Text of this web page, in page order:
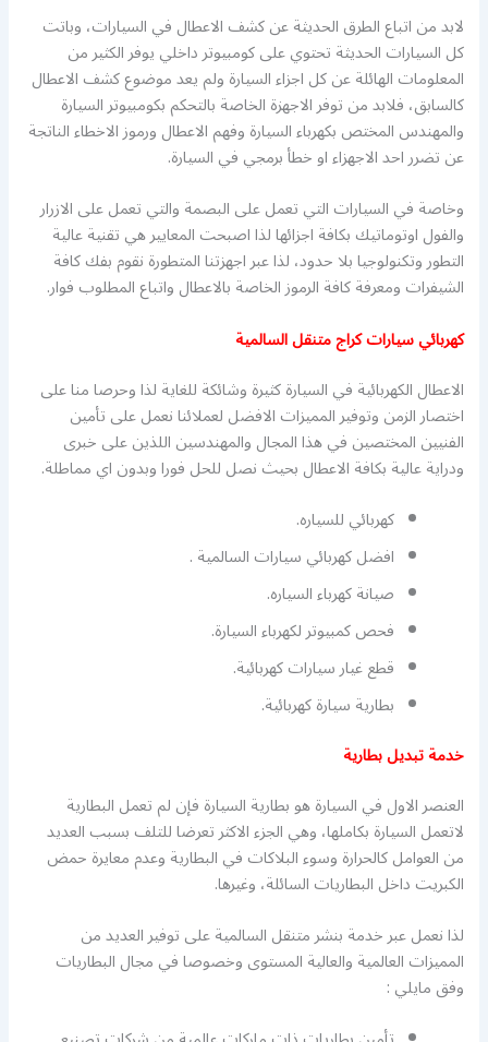
لابد من اتباع الطرق الحديثة عن كشف الاعطال في السيارات، وباتت
كل السيارات الحديثة تحتوي على كومبيوتر داخلي يوفر الكثير من
المعلومات الهائلة عن كل اجزاء السيارة ولم يعد موضوع كشف الاعطال
كالسابق، فلابد من توفر الاجهزة الخاصة بالتحكم بكومبيوتر السيارة
والمهندس المختص بكهرباء السيارة وفهم الاعطال ورموز الاخطاء الناتجة
عن تضرر احد الاجهزاء او خطأ برمجي في السيارة.
وخاصة في السيارات التي تعمل على البصمة والتي تعمل على الازرار
والفول اوتوماتيك بكافة اجزائها لذا اصبحت المعايير هي تقنية عالية
التطور وتكنولوجيا بلا حدود، لذا عبر اجهزتنا المتطورة نقوم بفك كافة
الشيفرات ومعرفة كافة الرموز الخاصة بالاعطال واتباع المطلوب فوار.
كهربائي سيارات كراج متنقل السالمية
الاعطال الكهربائية في السيارة كثيرة وشائكة للغاية لذا وحرصا منا على
اختصار الزمن وتوفير المميزات الافضل لعملائنا نعمل على تأمين
الفنيين المختصين في هذا المجال والمهندسين اللذين على خبرى
ودراية عالية بكافة الاعطال بحيث نصل للحل فورا وبدون اي مماطلة.
كهربائي للسياره.
افضل كهربائي سيارات السالمية .
صيانة كهرباء السياره.
فحص كمبيوتر لكهرباء السيارة.
قطع غيار سيارات كهربائية.
بطارية سيارة كهربائية.
خدمة تبديل بطارية
العنصر الاول في السيارة هو بطارية السيارة فإن لم تعمل البطارية
لاتعمل السيارة بكاملها، وهي الجزء الاكثر تعرضا للتلف بسبب العديد
من العوامل كالحرارة وسوء البلاكات في البطارية وعدم معايرة حمض
الكبريت داخل البطاريات السائلة، وغيرها.
لذا نعمل عبر خدمة بنشر متنقل السالمية على توفير العديد من
المميزات العالمية والعالية المستوى وخصوصا في مجال البطاريات
وفق مايلي :